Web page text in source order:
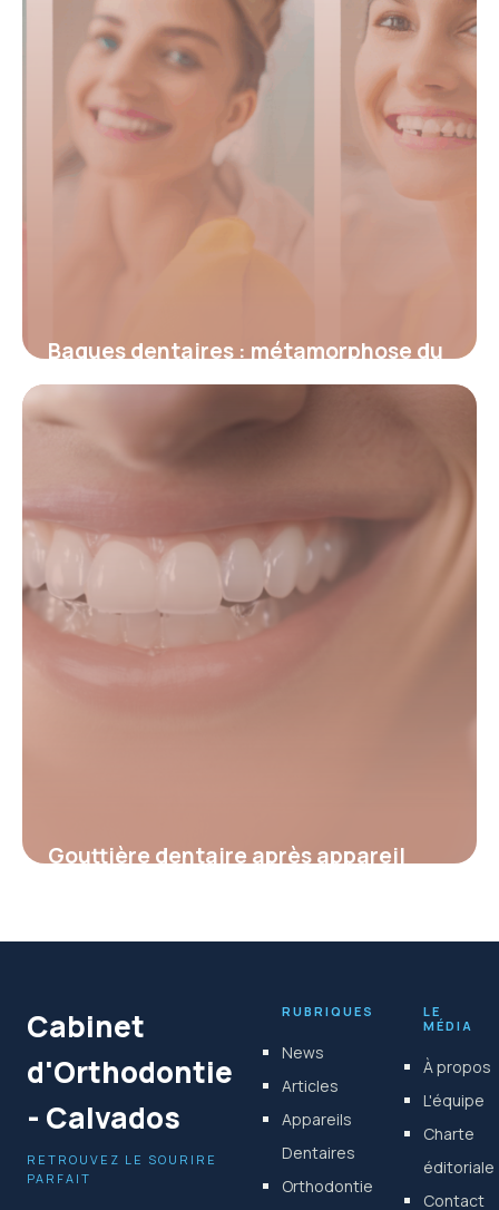
Bagues dentaires : métamorphose du
sourire avant et après le traitement
orthodontique
4 juillet 2025
Gouttière dentaire après appareil
Cabinet
d'Orthodontie
- Calvados
RETROUVEZ LE SOURIRE
PARFAIT
RUBRIQUES
News
Articles
Appareils
Dentaires
Orthodontie
LE
MÉDIA
À propos
L'équipe
Charte
éditoriale
Contact